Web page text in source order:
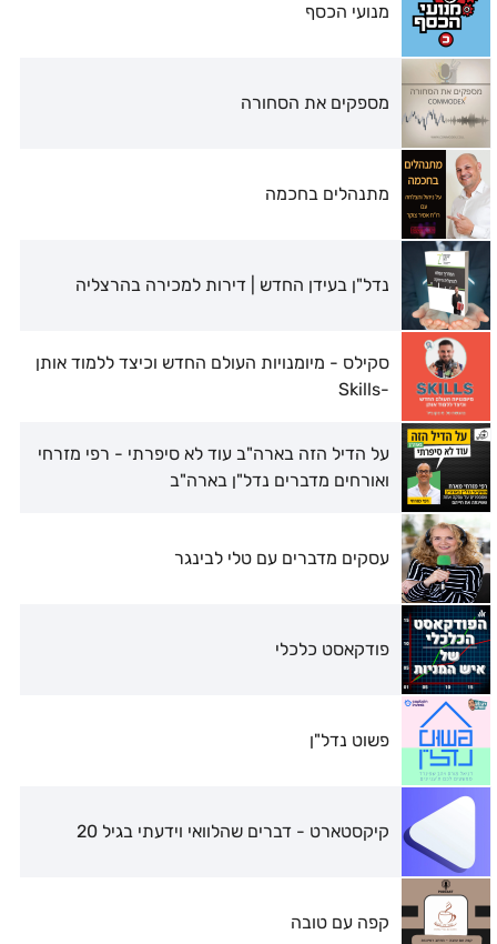
מנועי הכסף
מספקים את הסחורה
מתנהלים בחכמה
נדל"ן בעידן החדש | דירות למכירה בהרצליה
סקילס - מיומנויות העולם החדש וכיצד ללמוד אותן
-Skills
על הדיל הזה בארה"ב עוד לא סיפרתי - רפי מזרחי
ואורחים מדברים נדל"ן בארה"ב
עסקים מדברים עם טלי לבינגר
פודקאסט כלכלי
פשוט נדל"ן
קיקסטארט - דברים שהלוואי וידעתי בגיל 20
קפה עם טובה